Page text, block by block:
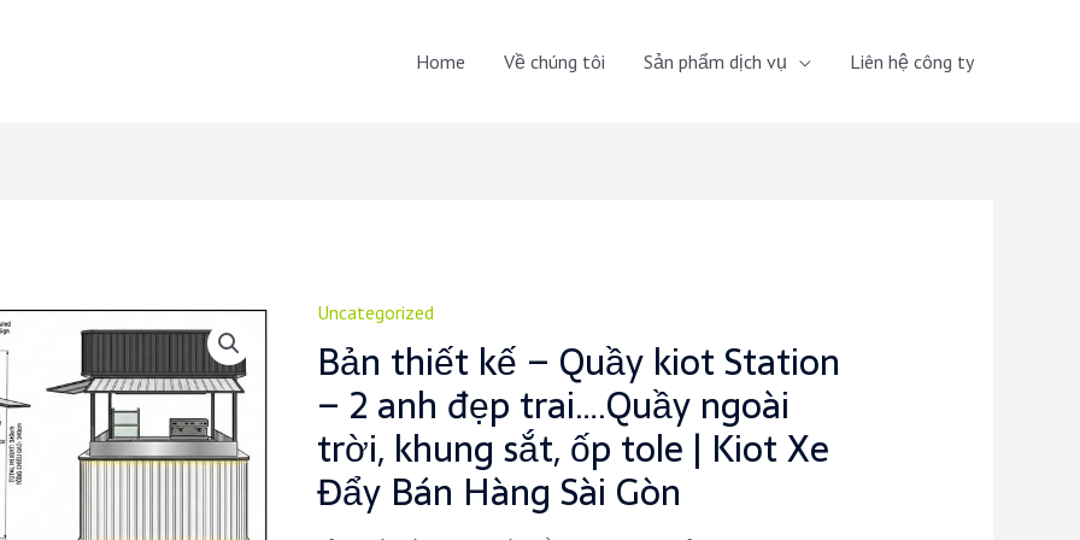
Home Về chúng tôi Sản phẩm dịch vụ Liên hệ công ty
Uncategorized
Bản thiết kế – Quầy kiot Station
– 2 anh đẹp trai….Quầy ngoài
trời, khung sắt, ốp tole | Kiot Xe
Đẩy Bán Hàng Sài Gòn